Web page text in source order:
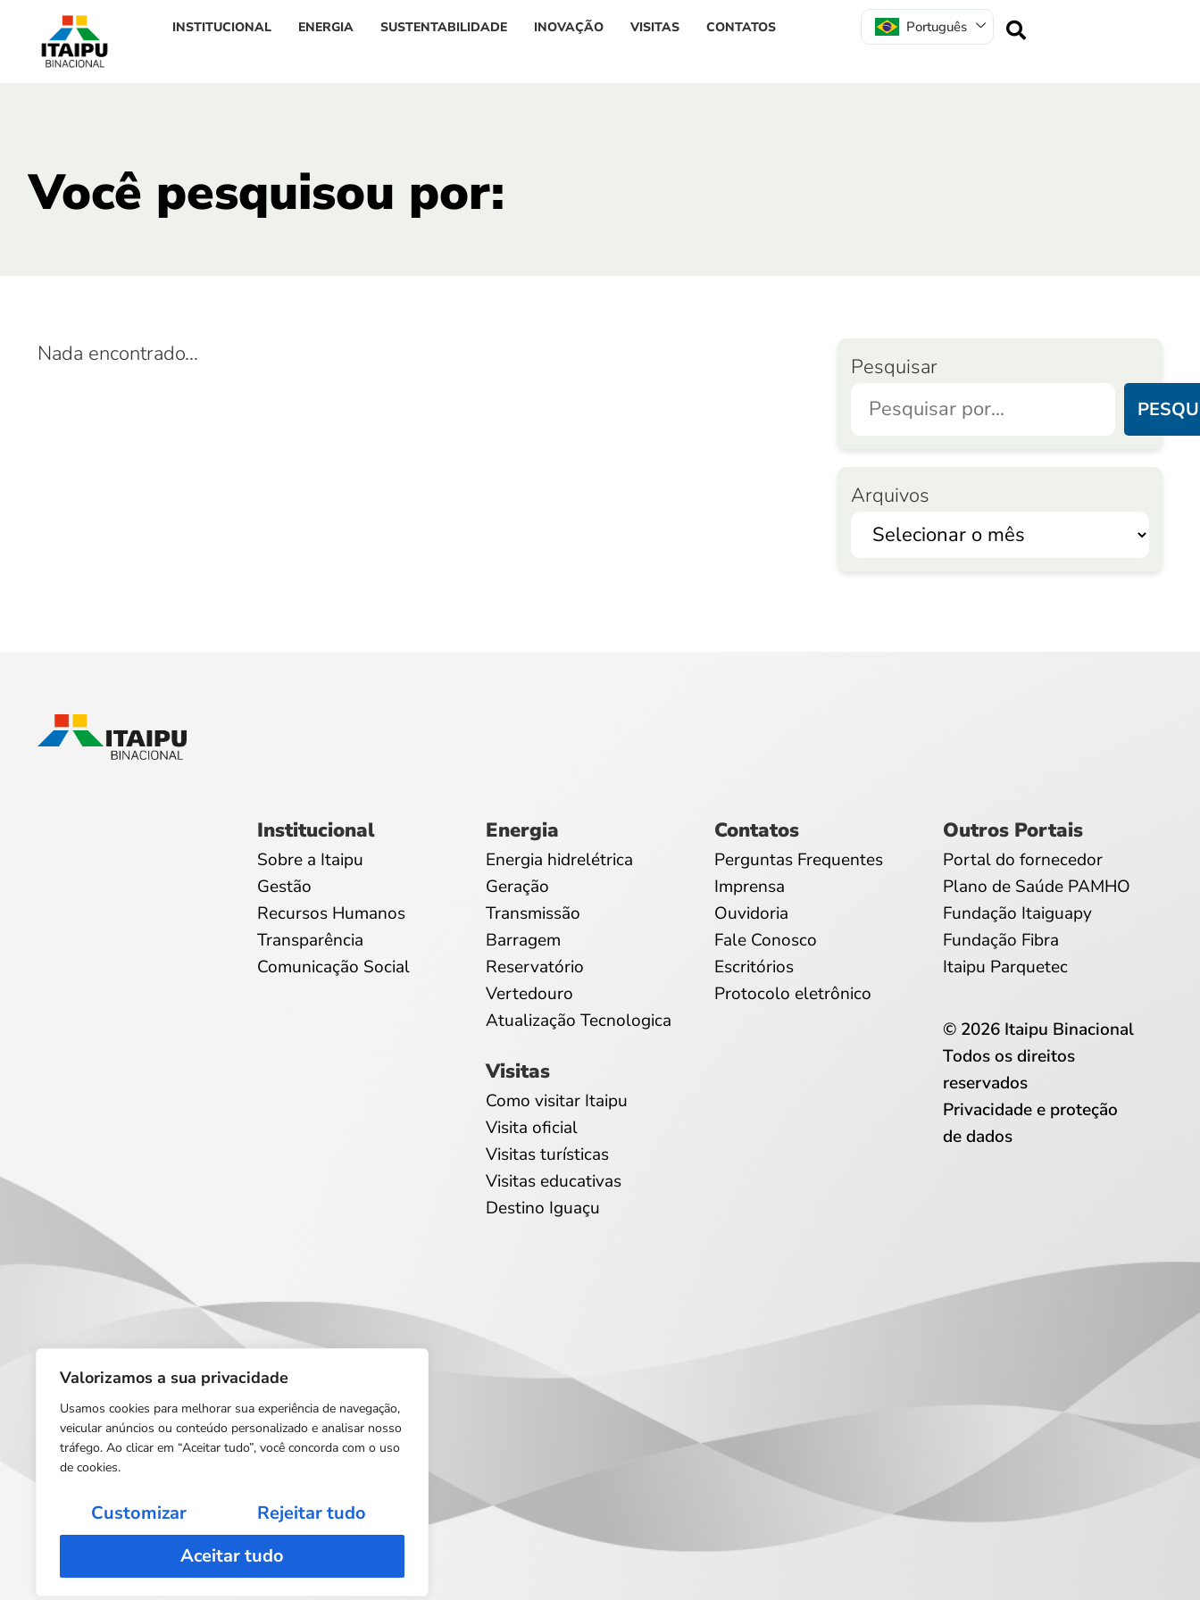
Valorizamos a sua privacidade
Usamos cookies para melhorar sua experiência de navegação,
veicular anúncios ou conteúdo personalizado e analisar nosso
tráfego. Ao clicar em “Aceitar tudo”, você concorda com o uso
de cookies.
Customizar
Rejeitar tudo
Aceitar tudo
INSTITUCIONAL ENERGIA SUSTENTABILIDADE INOVAÇÃO VISITAS CONTATOS Português
Você pesquisou por:
Nada encontrado... Pesquisar
Arquivos
Institucional
Sobre a Itaipu
Gestão
Recursos Humanos
Transparência
Comunicação Social
Energia
Energia hidrelétrica
Geração
Transmissão
Barragem
Reservatório
Vertedouro
Atualização Tecnologica
Visitas
Como visitar Itaipu
Visita oficial
Visitas turísticas
Visitas educativas
Destino Iguaçu
Contatos
Perguntas Frequentes
Imprensa
Ouvidoria
Fale Conosco
Escritórios
Protocolo eletrônico
Outros Portais
Portal do fornecedor
Plano de Saúde PAMHO
Fundação Itaiguapy
Fundação Fibra
Itaipu Parquetec
© 2026 Itaipu Binacional
Todos os direitos
reservados
Privacidade e proteção
de dados